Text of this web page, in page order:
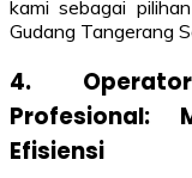
kami sebagai
Gudang Tangerang
4.
Profesional:
Efisiensi